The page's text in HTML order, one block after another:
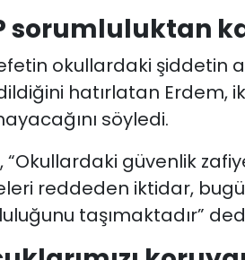
sorumluluktan
okullardaki şiddetin
hatırlatan Erdem,
söyledi.
“Okullardaki güvenlik
reddeden iktidar,
taşımaktadır”